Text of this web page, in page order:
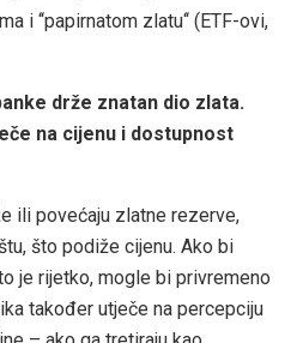
i ‘‘papirnatom zlatu‘‘ (ETF-ovi,
drže znatan dio zlata.
na cijenu i dostupnost
ili povećaju zlatne rezerve,
što podiže cijenu. Ako bi
je rijetko, mogle bi privremeno
također utječe na percepciju